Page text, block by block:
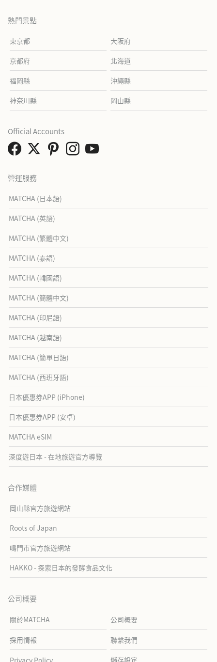
熱門景點
東京都 大阪府
京都府 北海道
福岡縣 沖繩縣
神奈川縣 岡山縣
營運服務
MATCHA (日本語)
MATCHA (英語)
MATCHA (繁體中文)
MATCHA (泰語)
MATCHA (韓國語)
MATCHA (簡體中文)
MATCHA (印尼語)
MATCHA (越南語)
MATCHA (簡單日語)
MATCHA (西班牙語)
日本優惠券APP (iPhone)
日本優惠券APP (安卓)
MATCHA eSIM
深度遊日本 - 在地旅遊官方導覽
合作媒體
岡山縣官方旅遊網站
Roots of Japan
鳴門市官方旅遊網站
HAKKO - 探索日本的發酵食品文化
公司概要
關於MATCHA 公司概要
採用情報 聯繫我們
儲存設定
Official Accounts